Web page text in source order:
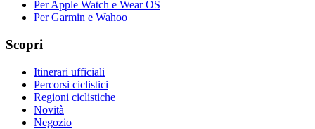
Per Apple Watch e Wear OS
Per Garmin e Wahoo
Scopri
Itinerari ufficiali
Percorsi ciclistici
Regioni ciclistiche
Novità
Negozio